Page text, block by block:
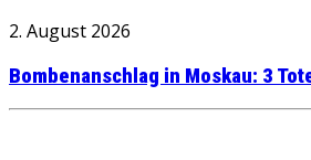
2. August 2026
Bombenanschlag in Moskau: 3